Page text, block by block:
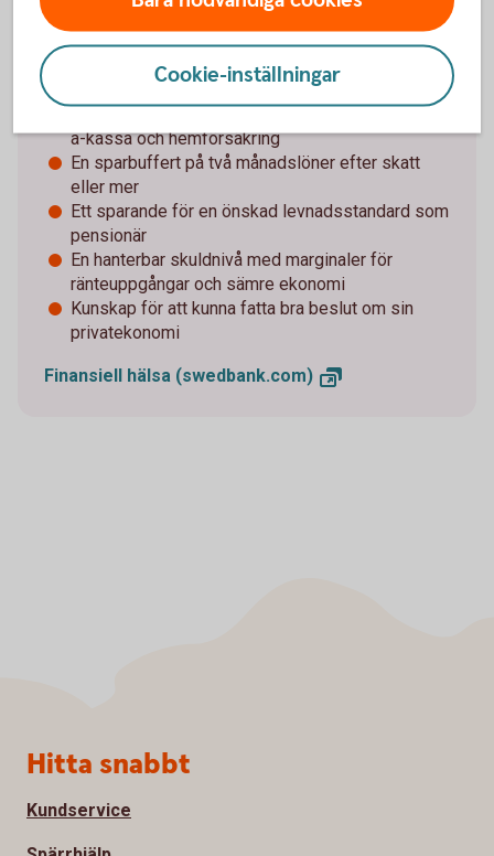
ekonomisk frihet”:
En privatekonomi som varje månad innebär högre
a-kassa och hemförsäkring
En sparbuffert på två månadslöner efter skatt
eller mer
Ett sparande för en önskad levnadsstandard som
pensionär
En hanterbar skuldnivå med marginaler för
ränteuppgångar och sämre ekonomi
Kunskap för att kunna fatta bra beslut om sin
privatekonomi
Finansiell hälsa (swedbank.com)
Cookie-inställningar
Sidfot
Hitta snabbt
Kundservice